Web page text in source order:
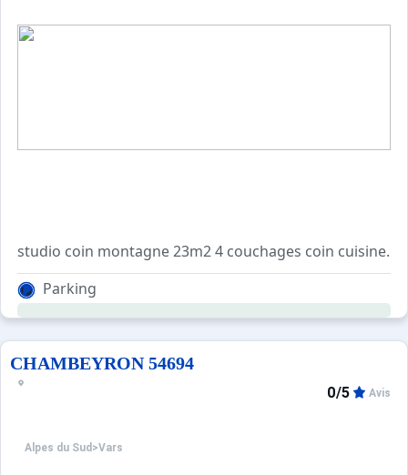
studio coin montagne 23m2 4 couchages coin cuisine.
Parking
CHAMBEYRON 54694
Alpes du Sud >Vars
0/5 Avis